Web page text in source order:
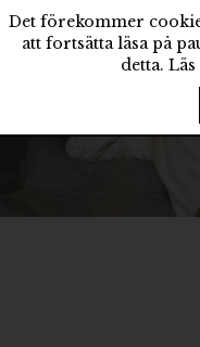
Det förekommer
att fortsätta läsa på
detta.